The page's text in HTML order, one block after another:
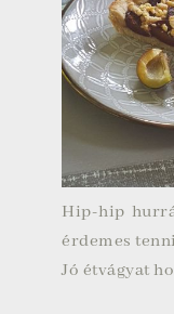
Hip-hip
érdemes
Jó étvágyat